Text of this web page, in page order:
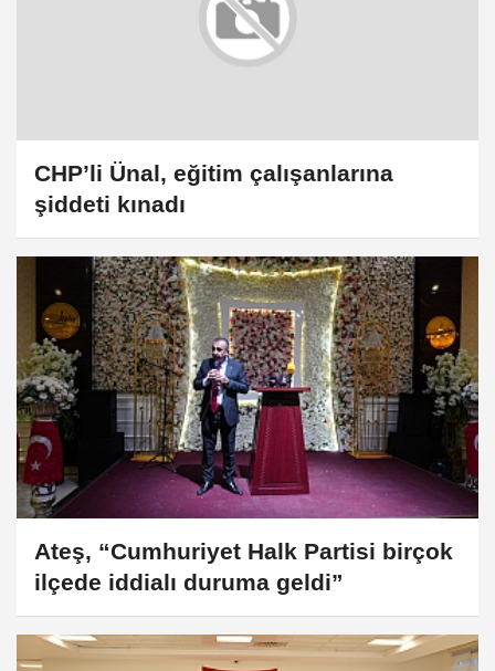
CHP’li Ünal, eğitim çalışanlarına
şiddeti kınadı
Ateş, “Cumhuriyet Halk Partisi birçok
ilçede iddialı duruma geldi”